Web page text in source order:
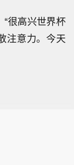
很高兴世界杯
注意力。今天